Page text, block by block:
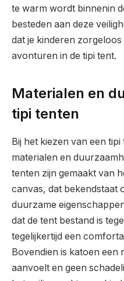
te warm wordt binnenin
besteden aan deze
dat je kinderen
avonturen in de tipi tent.
Materialen en
tipi tenten
Bij het kiezen van een
materialen en
tenten zijn gemaakt van
canvas, dat bekendstaat
duurzame
dat de tent bestand is
tegelijkertijd een
Bovendien is katoen
aanvoelt en geen